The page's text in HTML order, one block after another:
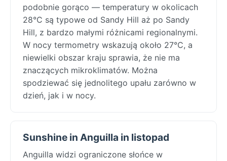
podobnie gorąco — temperatury w okolicach
28°C są typowe od Sandy Hill aż po Sandy
Hill, z bardzo małymi różnicami regionalnymi.
W nocy termometry wskazują około 27°C, a
niewielki obszar kraju sprawia, że nie ma
znaczących mikroklimatów. Można
spodziewać się jednolitego upału zarówno w
dzień, jak i w nocy.
Sunshine in Anguilla in listopad
Anguilla widzi ograniczone słońce w